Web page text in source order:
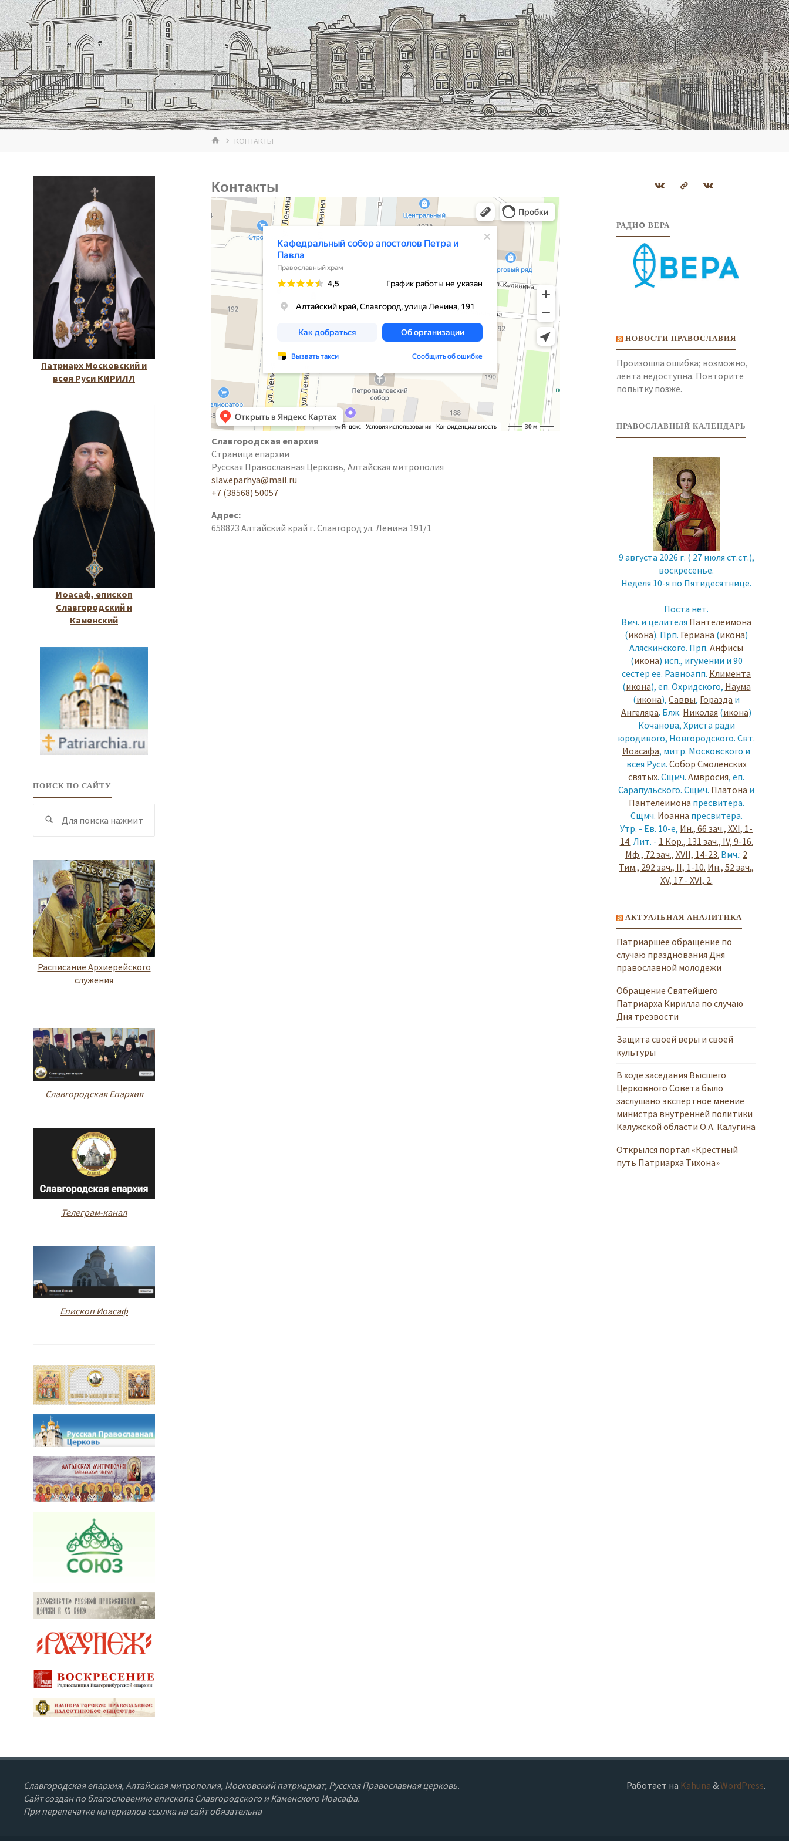
ГЛАВНАЯ
КОНТАКТЫ
Контакты
Кафедральный собор апостолов Петра и Павла
Православный храм в Славгороде
Славгородская епархия
Страница епархии
Русская Православная Церковь, Алтайская митрополия
slav.eparhya@mail.ru
+7 (38568) 50057
Адрес:
658823 Алтайский край г. Славгород ул. Ленина 191/1
Патриарх Московский и
всея Руси КИРИЛЛ
Иоасаф, епископ
Славгородский и
Каменский
ПОИСК ПО САЙТУ
Поиск
Расписание Архиерейского
служения
Славгородская Епархия
Телеграм-канал
Епископ Иоасаф
РАДИO ВЕРА
НОВОСТИ ПРАВОСЛАВИЯ
Произошла ошибка; возможно,
лента недоступна. Повторите
попытку позже.
ПРАВОСЛАВНЫЙ КАЛЕНДАРЬ
9 августа 2026 г. ( 27 июля ст.ст.),
воскресенье.
Неделя 10-я по Пятидесятнице.
Поста нет.
Вмч. и целителя Пантелеимона
(икона). Прп. Германа (икона)
Аляскинского. Прп. Анфисы
(икона) исп., игумении и 90
сестер ее. Равноапп. Климента
(икона), еп. Охридского, Наума
(икона), Саввы, Горазда и
Ангеляра. Блж. Николая (икона)
Кочанова, Христа ради
юродивого, Новгородского. Свт.
Иоасафа, митр. Московского и
всея Руси. Собор Смоленских
святых. Сщмч. Амвросия, еп.
Сарапульского. Сщмч. Платона и
Пантелеимона пресвитера.
Сщмч. Иоанна пресвитера.
Утр. - Ев. 10-е, Ин., 66 зач., XXI, 1-
14. Лит. - 1 Кор., 131 зач., IV, 9-16.
Мф., 72 зач., XVII, 14-23. Вмч.: 2
Тим., 292 зач., II, 1-10. Ин., 52 зач.,
XV, 17 - XVI, 2.
АКТУАЛЬНАЯ АНАЛИТИКА
Патриаршее обращение по
случаю празднования Дня
православной молодежи
Обращение Святейшего
Патриарха Кирилла по случаю
Дня трезвости
Защита своей веры и своей
культуры
В ходе заседания Высшего
Церковного Совета было
заслушано экспертное мнение
министра внутренней политики
Калужской области О.А. Калугина
Открылся портал «Крестный
путь Патриарха Тихона»
Работает на Kahuna &WordPress.
Славгородская епархия, Алтайская митрополия, Московский патриархат, Русская Православная церковь.
Сайт создан по благословению епископа Славгородского и Каменского Иоасафа.
При перепечатке материалов ссылка на сайт обязательна